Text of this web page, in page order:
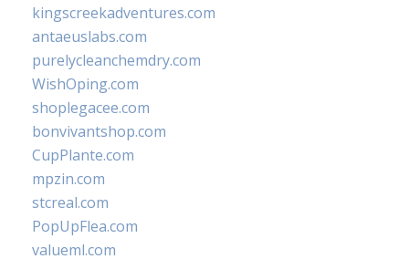
kingscreekadventures.com
antaeuslabs.com
purelycleanchemdry.com
WishOping.com
shoplegacee.com
bonvivantshop.com
CupPlante.com
mpzin.com
stcreal.com
PopUpFlea.com
valueml.com